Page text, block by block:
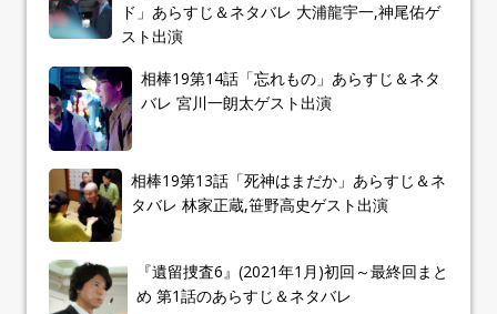
ド」あらすじ＆ネタバレ 大浦龍宇一,神尾佑ゲ
スト出演
相棒19第14話「忘れもの」あらすじ＆ネタ
バレ 宮川一朗太ゲスト出演
相棒19第13話「死神はまだか」あらすじ＆ネ
タバレ 林家正蔵,笹野高史ゲスト出演
『遺留捜査6』(2021年1月)初回～最終回まと
め 第1話のあらすじ＆ネタバレ